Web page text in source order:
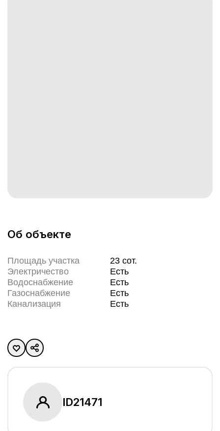
Об объекте
Площадь участка 23 сот.
Электричество
Есть
Водоснабжение
Есть
Газоснабжение
Есть
Канализация
Есть
ID21471